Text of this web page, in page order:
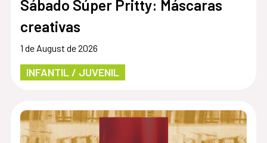
Sábado Súper Pritty: Máscaras
creativas
1 de August de 2026
INFANTIL / JUVENIL